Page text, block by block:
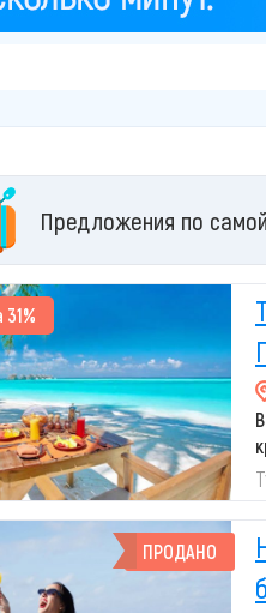
Предложения по
31%
...
ПРОДАНО